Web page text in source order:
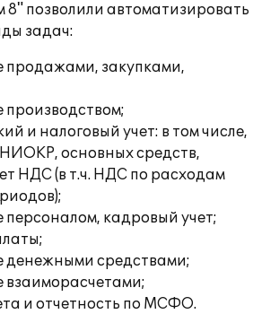
8" позволили автоматизировать
задач:
продажами, закупками,
производством;
и налоговый учет: в том числе,
основных средств,
НДС (в т.ч. НДС по расходам
персоналом, кадровый учет;
денежными средствами;
взаиморасчетами;
и отчетность по МСФО.